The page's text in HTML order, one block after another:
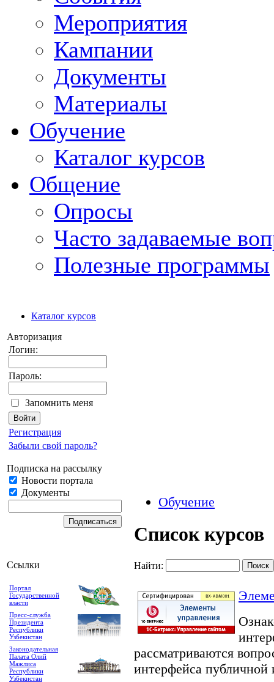
Мероприятия
Кампании
Документы
Материалы
Обучение
Каталог курсов
Общение
Опросы
Часто задаваемые
Полезные программы
Каталог курсов
Авторизация
Логин:
Пароль:
Запомнить меня
Регистрация
Забыли свой пароль?
Подписка на рассылку
Новости портала
Документы
Ссылки
Портал
Государственной
власти
Пресс-служба
Президента
Республики
Узбекистан
Законодательная
Палата Олий
Мажлиса
Республики
Узбекистан
Обучение
Список курсов
Найти:
рассматриваются
интерфейса публичной